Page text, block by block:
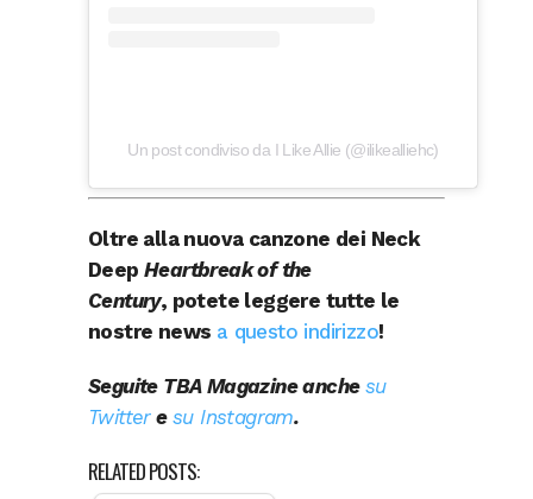
Un post condiviso da I Like Allie (@ilikealliehc)
Oltre alla nuova canzone dei Neck
Deep Heartbreak of the
Century, potete leggere tutte le
nostre news a questo indirizzo!
Seguite TBA Magazine anche su
Twitteresu Instagram.
RELATED POSTS: